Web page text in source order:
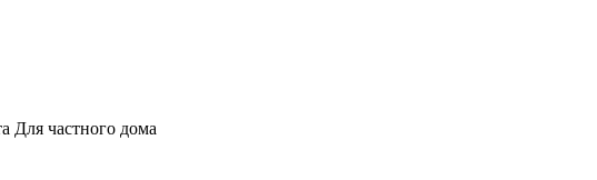
Для частного дома